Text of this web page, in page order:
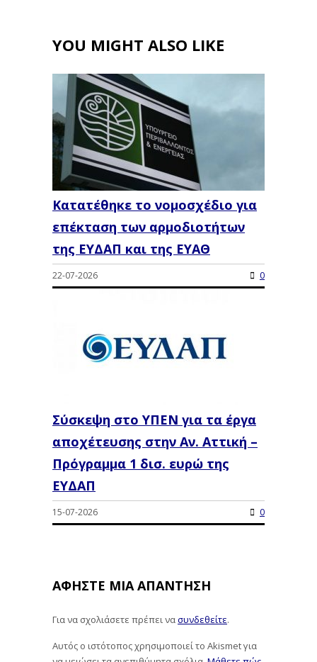
YOU MIGHT ALSO LIKE
Κατατέθηκε το νομοσχέδιο για
επέκταση των αρμοδιοτήτων
της ΕΥΔΑΠ και της ΕΥΑΘ
22-07-2026 0
Σύσκεψη στο ΥΠΕΝ για τα έργα
αποχέτευσης στην Αν. Αττική –
Πρόγραμμα 1 δισ. ευρώ της
ΕΥΔΑΠ
15-07-2026 0
ΑΦΉΣΤΕ ΜΙΑ ΑΠΆΝΤΗΣΗ
Για να σχολιάσετε πρέπει νασυνδεθείτε.
Αυτός ο ιστότοπος χρησιμοποιεί το Akismet για